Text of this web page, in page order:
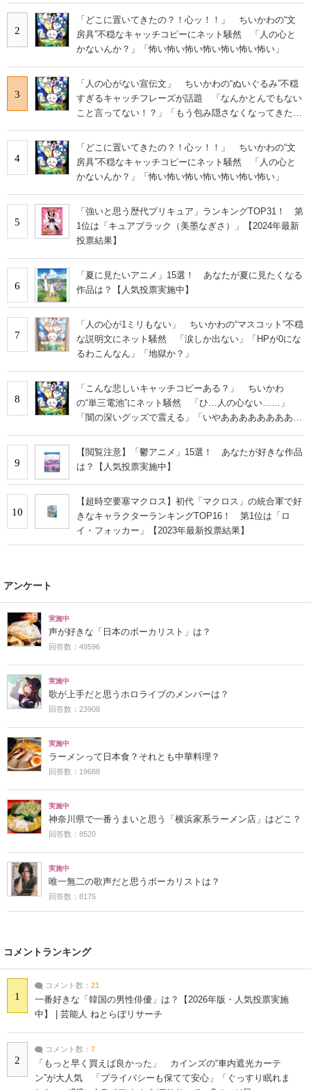
2
「どこに置いてきたの？！心ッ！！」 ちいかわの“文
房具”不穏なキャッチコピーにネット騒然 「人の心と
かないんか？」「怖い怖い怖い怖い怖い怖い怖い」
3
「人の心がない宣伝文」 ちいかわの“ぬいぐるみ”不穏
すぎるキャッチフレーズが話題 「なんかとんでもない
こと言ってない！？」「もう包み隠さなくなってきた
4
「どこに置いてきたの？！心ッ！！」 ちいかわの“文
房具”不穏なキャッチコピーにネット騒然 「人の心と
かないんか？」「怖い怖い怖い怖い怖い怖い怖い」
5
「強いと思う歴代プリキュア」ランキングTOP31！ 第
1位は「キュアブラック（美墨なぎさ）」【2024年最新
投票結果】
6
「夏に見たいアニメ」15選！ あなたが夏に見たくなる
作品は？【人気投票実施中】
7
「人の心が1ミリもない」 ちいかわの“マスコット”不穏
な説明文にネット騒然 「涙しか出ない」「HPが0にな
るわこんなん」「地獄か？」
8
「こんな悲しいキャッチコピーある？」 ちいかわ
の“単三電池”にネット騒然 「ひ…人の心ない……」
「闇の深いグッズで震える」「いやあああああああああ
9
【閲覧注意】「鬱アニメ」15選！ あなたが好きな作品
は？【人気投票実施中】
10
【超時空要塞マクロス】初代「マクロス」の統合軍で好
きなキャラクターランキングTOP16！ 第1位は「ロ
イ・フォッカー」【2023年最新投票結果】
アンケート
実施中
声が好きな「日本のボーカリスト」は？
回答数：49596
実施中
歌が上手だと思うホロライブのメンバーは？
回答数：23908
実施中
ラーメンって日本食？それとも中華料理？
回答数：19688
実施中
神奈川県で一番うまいと思う「横浜家系ラーメン店」はどこ？
回答数：8520
実施中
唯一無二の歌声だと思うボーカリストは？
回答数：8175
コメントランキング
1
コメント数： 21
一番好きな「韓国の男性俳優」は？【2026年版・人気投票実施
中】 | 芸能人 ねとらぼリサーチ
2
コメント数： 7
「もっと早く買えば良かった」 カインズの“車内遮光カーテ
ン”が大人気 「プライバシーも保てて安心」「ぐっすり眠れま